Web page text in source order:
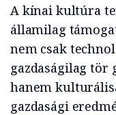
A kínai kultúra
államilag
nem csak
gazdaságilag tör
hanem
gazdasági